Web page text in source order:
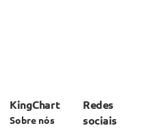
KingChart
Sobre nós
Redes
sociais